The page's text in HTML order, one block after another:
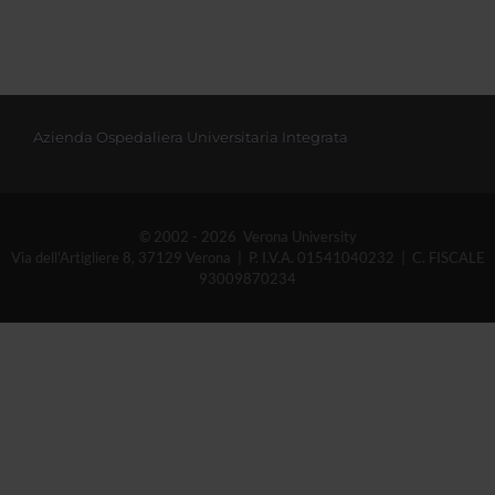
Azienda Ospedaliera Universitaria Integrata
© 2002 - 2026 Verona University
Via dell'Artigliere 8, 37129 Verona | P. I.V.A. 01541040232 | C. FISCALE
93009870234